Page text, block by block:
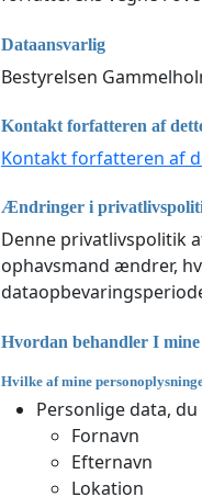
Dataansvarlig
Bestyrelsen
Kontakt forfatteren af
Kontakt forfatteren af
Ændringer i
Denne privatlivspolitik
ophavsmand ændrer,
Hvordan behandler I
Hvilke af mine
Personlige data,
Fornavn
Efternavn
Lokation